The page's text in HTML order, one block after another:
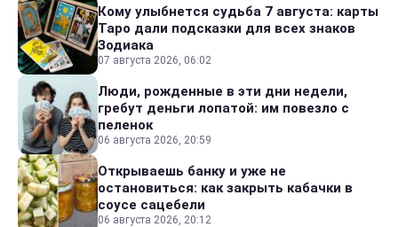
Кому улыбнется судьба 7 августа: карты
Таро дали подсказки для всех знаков
Зодиака
07 августа 2026, 06:02
Люди, рожденные в эти дни недели,
гребут деньги лопатой: им повезло с
пеленок
06 августа 2026, 20:59
Открываешь банку и уже не
остановиться: как закрыть кабачки в
соусе сацебели
06 августа 2026, 20:12